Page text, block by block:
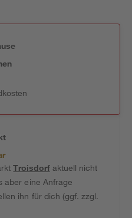
Troisdorfaktuell nicht
aber eine Anfrage
ihn für dich (ggf. zzgl.